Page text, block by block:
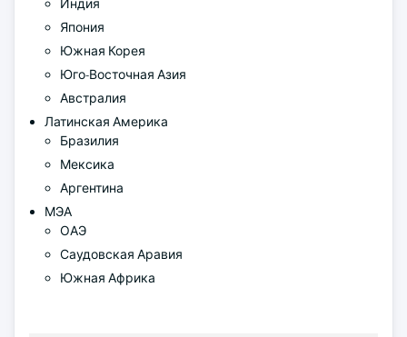
Индия
Япония
Южная Корея
Юго-Восточная Азия
Австралия
Латинская Америка
Бразилия
Мексика
Аргентина
МЭА
ОАЭ
Саудовская Аравия
Южная Африка